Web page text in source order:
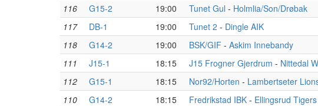
116
G15-2 19:00 Tunet Gul - Holmlia/Son/Drøbak
117
DB-1 19:00 Tunet 2 - Dingle AIK
118
G14-2 19:00 BSK/GIF - Askim Innebandy
111
J15-1 18:15 J15 Frogner Gjerdrum - Nittedal
112
G15-1 18:15 Nor92/Horten - Lambertseter
110
G14-2 18:15 Fredrikstad IBK - Ellingsrud